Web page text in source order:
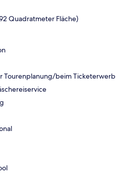
Quadratmeter Fläche)
Tourenplanung/beim Ticketerwerb